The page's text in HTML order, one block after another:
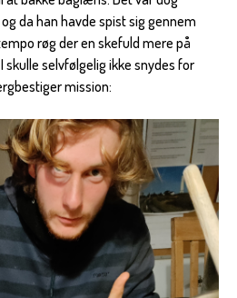
da han havde spist sig gennem
røg der en skefuld mere på
skulle selvfølgelig ikke snydes for
mission: